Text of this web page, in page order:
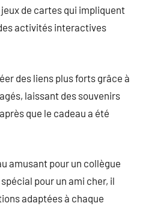
de cartes qui impliquent
activités interactives
des liens plus forts grâce à
laissant des souvenirs
que le cadeau a été
amusant pour un collègue
pour un ami cher, il
adaptées à chaque